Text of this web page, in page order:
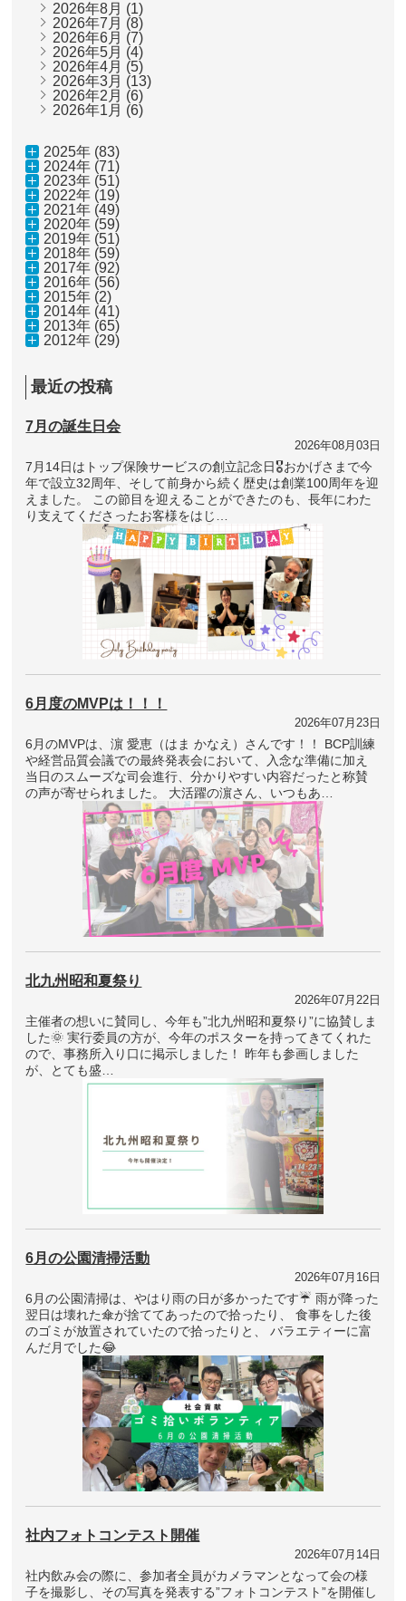
2026年8月 (1)
2026年7月 (8)
2026年6月 (7)
2026年5月 (4)
2026年4月 (5)
2026年3月 (13)
2026年2月 (6)
2026年1月 (6)
2025年 (83)
2024年 (71)
2023年 (51)
2022年 (19)
2021年 (49)
2020年 (59)
2019年 (51)
2018年 (59)
2017年 (92)
2016年 (56)
2015年 (2)
2014年 (41)
2013年 (65)
2012年 (29)
最近の投稿
7月の誕生日会
2026年08月03日
7月14日はトップ保険サービスの創立記念日🎖おかげさまで今
年で設立32周年、そして前身から続く歴史は創業100周年を迎
えました。 この節目を迎えることができたのも、長年にわた
り支えてくださったお客様をはじ…
6月度のMVPは！！！
2026年07月23日
6月のMVPは、濵 愛恵（はま かなえ）さんです！！ BCP訓練
や経営品質会議での最終発表会において、入念な準備に加え
当日のスムーズな司会進行、分かりやすい内容だったと称賛
の声が寄せられました。 大活躍の濵さん、いつもあ…
北九州昭和夏祭り
2026年07月22日
主催者の想いに賛同し、今年も”北九州昭和夏祭り”に協賛しま
した🌞 実行委員の方が、今年のポスターを持ってきてくれた
ので、事務所入り口に掲示しました！ 昨年も参画しました
が、とても盛…
6月の公園清掃活動
2026年07月16日
6月の公園清掃は、やはり雨の日が多かったです☔ 雨が降った
翌日は壊れた傘が捨ててあったので拾ったり、 食事をした後
のゴミが放置されていたので拾ったりと、 バラエティーに富
んだ月でした😂
社内フォトコンテスト開催
2026年07月14日
社内飲み会の際に、参加者全員がカメラマンとなって会の様
子を撮影し、その写真を発表する”フォトコンテスト”を開催し